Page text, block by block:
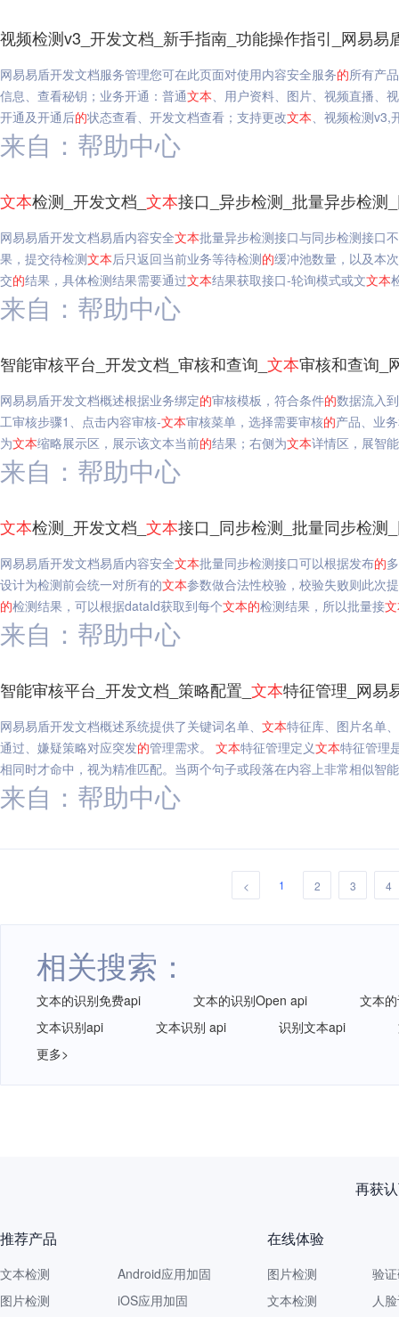
视频检测v3_开发文档_新手指南_功能操作指引_网易易
网易易盾开发文档服务管理您可在此页面对使用内容安全服务的所有产
信息、查看秘钥；业务开通：普通文本、用户资料、图片、视频直播、
开通及开通后的状态查看、开发文档查看；支持更改文本、视频检测v3,
来自：帮助中心
文本检测_开发文档_ 文本接口_异步检测_批量异步检测
网易易盾开发文档易盾内容安全文本批量异步检测接口与同步检测接口
果，提交待检测文本后只返回当前业务等待检测的缓冲池数量，以及本
交的结果，具体检测结果需要通过文本结果获取接口-轮询模式或文文本
来自：帮助中心
智能审核平台_开发文档_审核和查询_ 文本审核和查询_
网易易盾开发文档概述根据业务绑定的审核模板，符合条件的数据流入
工审核步骤1、点击内容审核-文本审核菜单，选择需要审核的产品、业
为文本缩略展示区，展示该文本当前的结果；右侧为文本详情区，展智
来自：帮助中心
文本检测_开发文档_ 文本接口_同步检测_批量同步检测
网易易盾开发文档易盾内容安全文本批量同步检测接口可以根据发布的
设计为检测前会统一对所有的文本参数做合法性校验，校验失败则此次
的检测结果，可以根据dataId获取到每个文本的检测结果，所以批量接
来自：帮助中心
智能审核平台_开发文档_策略配置_ 文本特征管理_网易
网易易盾开发文档概述系统提供了关键词名单、 文本特征库、图片名单
通过、嫌疑策略对应突发的管理需求。 文本特征管理定义文本特征管理
相同时才命中，视为精准匹配。当两个句子或段落在内容上非常相似智
来自：帮助中心
< 1 2 3 4
相关搜索：
文本的识别免费api 文本的识别Open api
文本
文本识别api
文本识别 api 识别文本api
更多>
再获
推荐产品
文本检测
图片检测
Android应用加固
iOS应用加固
在线体验
图片检测
文本检测
验
人